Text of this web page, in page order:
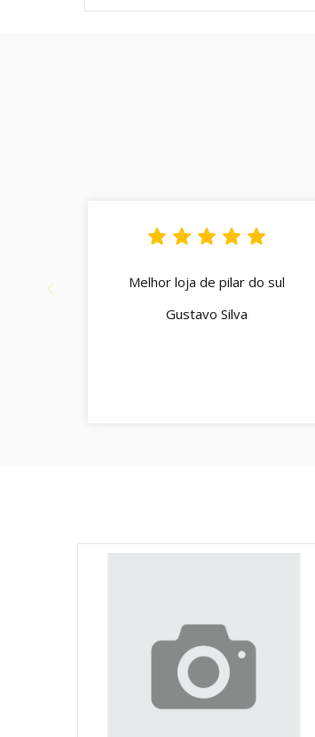
Melhor loja de pilar do sul
Gustavo Silva